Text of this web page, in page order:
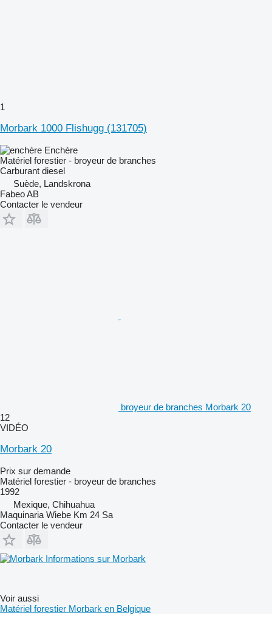
1
Morbark 1000 Flishugg (131705)
Enchère
Matériel forestier - broyeur de branches
Carburant diesel
Suède, Landskrona
Fabeo AB
Contacter le vendeur
broyeur de branches Morbark 20
12
VIDÉO
Morbark 20
Prix sur demande
Matériel forestier - broyeur de branches
1992
Mexique, Chihuahua
Maquinaria Wiebe Km 24 Sa
Contacter le vendeur
Informations sur Morbark
Voir aussi
Matériel forestier Morbark en Belgique